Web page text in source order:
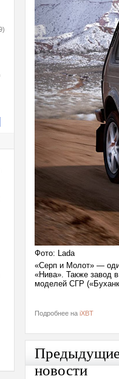
Фото: Lada
«Серп и Молот» —
«Нива». Также завод
моделей СГР
Подробнее на iXBT
новости